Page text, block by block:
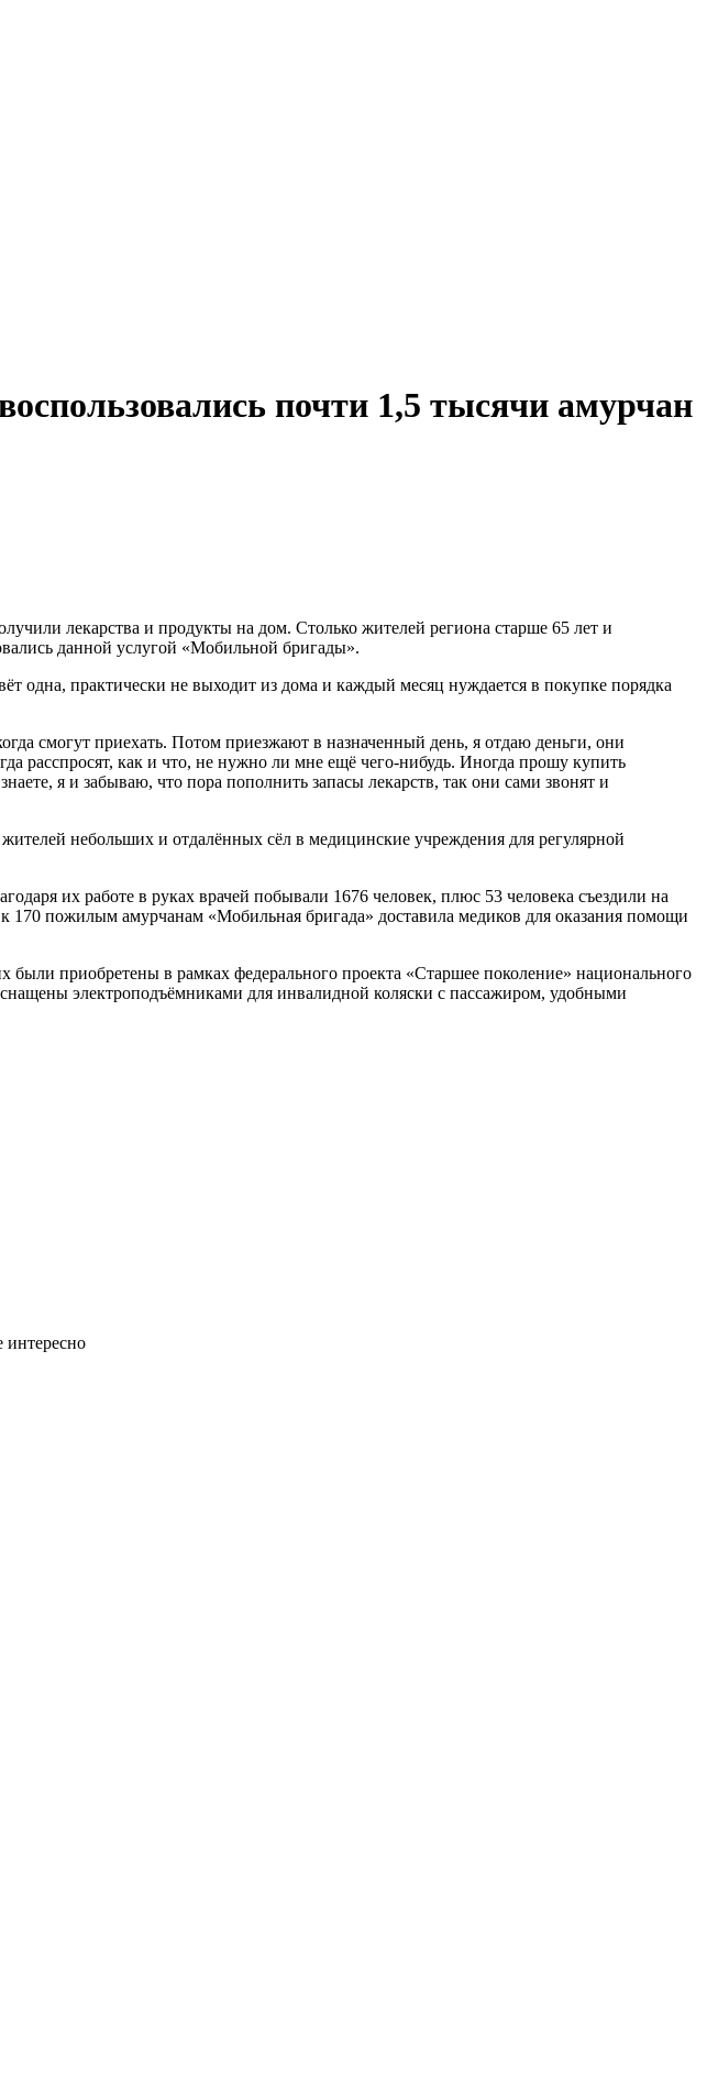
почти 1,5 тысячи амурчан
лекарства и продукты на дом. Столько жителей региона старше 65 лет и
данной услугой «Мобильной бригады».
одна, практически не выходит из дома и каждый месяц нуждается в покупке порядка
смогут приехать. Потом приезжают в назначенный день, я отдаю деньги, они
расспросят, как и что, не нужно ли мне ещё чего-нибудь. Иногда прошу купить
я и забываю, что пора пополнить запасы лекарств, так они сами звонят и
небольших и отдалённых сёл в медицинские учреждения для регулярной
их работе в руках врачей побывали 1676 человек, плюс 53 человека съездили на
пожилым амурчанам «Мобильная бригада» доставила медиков для оказания помощи
приобретены в рамках федерального проекта «Старшее поколение» национального
электроподъёмниками для инвалидной коляски с пассажиром, удобными
интересно